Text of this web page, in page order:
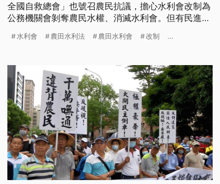
全國自救總會」也號召農民抗議，擔心水利會改制為
公務機關會剝奪農民水權、消滅水利會。但有民進黨
之後經由官派可讓水利會有公權力保障。 反消滅水
十年的今天，我出來抗爭的對象，竟然是我一輩子期
待支持的民進黨。」因為反對政府
水利會 農田水利法 農田水利會 改制 ...